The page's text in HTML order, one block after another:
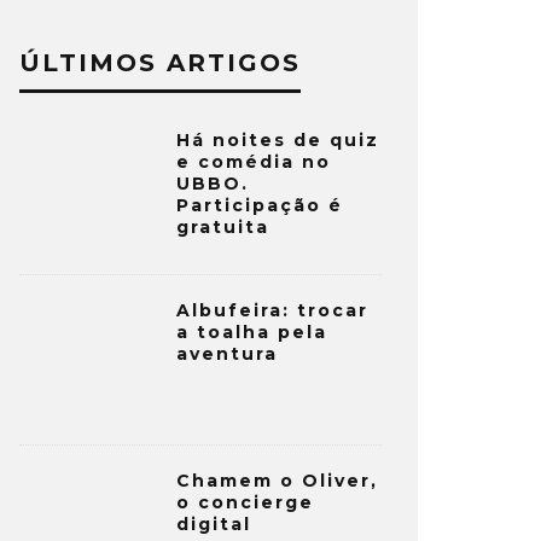
ÚLTIMOS ARTIGOS
Há noites de quiz
e comédia no
UBBO.
Participação é
gratuita
Albufeira: trocar
a toalha pela
aventura
Chamem o Oliver,
o concierge
digital